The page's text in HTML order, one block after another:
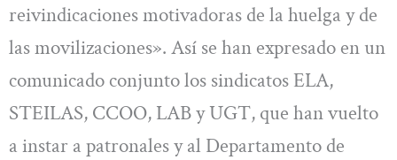
reivindicaciones motivadoras de la huelga y de
las movilizaciones». Así se han expresado en un
comunicado conjunto los sindicatos ELA,
STEILAS, CCOO, LAB y UGT, que han vuelto
a instar a patronales y al Departamento de